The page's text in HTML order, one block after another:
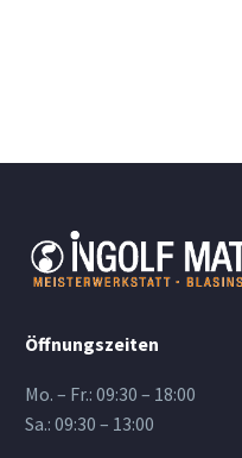
Öffnungszeiten
Mo. – Fr.: 09:30 – 18:00
Sa.: 09:30 – 13:00